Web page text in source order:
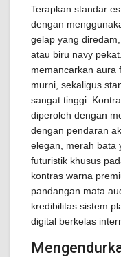
Terapkan standar
dengan
gelap yang
atau biru navy
memancarkan aura
murni, sekaligus
sangat tinggi.
diperoleh dengan
dengan pendaran
elegan, merah bata
futuristik khusus
kontras warna
pandangan mata
kredibilitas sistem
digital berkelas